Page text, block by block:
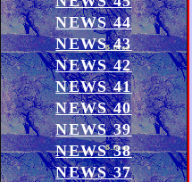
NEWS 44
NEWS 43
NEWS 42
NEWS 41
NEWS 40
NEWS 39
NEWS 38
NEWS 37